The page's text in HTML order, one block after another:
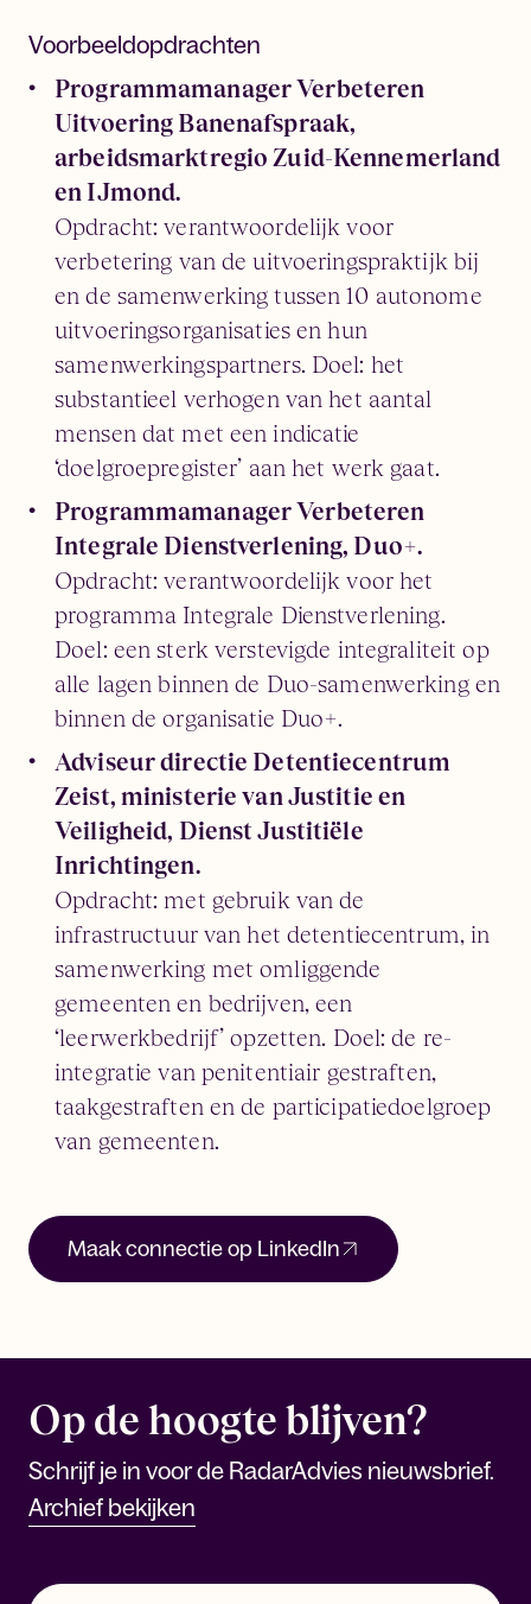
Voorbeeldopdrachten
Programmamanager Verbeteren
Uitvoering Banenafspraak,
arbeidsmarktregio Zuid-Kennemerland
en IJmond.
Opdracht: verantwoordelijk voor
verbetering van de uitvoeringspraktijk bij
en de samenwerking tussen 10 autonome
uitvoeringsorganisaties en hun
samenwerkingspartners. Doel: het
substantieel verhogen van het aantal
mensen dat met een indicatie
‘doelgroepregister’ aan het werk gaat.
Programmamanager Verbeteren
Integrale Dienstverlening, Duo+.
Opdracht: verantwoordelijk voor het
programma Integrale Dienstverlening.
Doel: een sterk verstevigde integraliteit op
alle lagen binnen de Duo-samenwerking en
binnen de organisatie Duo+.
Adviseur directie Detentiecentrum
Zeist, ministerie van Justitie en
Veiligheid, Dienst Justitiële
Inrichtingen.
Opdracht: met gebruik van de
infrastructuur van het detentiecentrum, in
samenwerking met omliggende
gemeenten en bedrijven, een
‘leerwerkbedrijf’ opzetten. Doel: de re-
integratie van penitentiair gestraften,
taakgestraften en de participatiedoelgroep
van gemeenten.
Maak connectie op LinkedIn
Op de hoogte blijven?
Schrijf je in voor de RadarAdvies nieuwsbrief.
Archief bekijken